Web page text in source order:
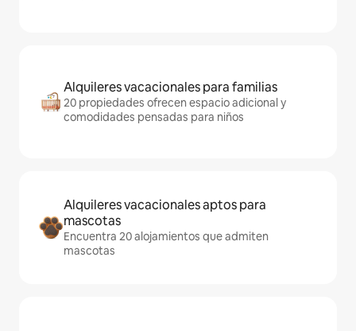
Alquileres vacacionales para familias
20 propiedades ofrecen espacio adicional y
comodidades pensadas para niños
Alquileres vacacionales aptos para
mascotas
Encuentra 20 alojamientos que admiten
mascotas